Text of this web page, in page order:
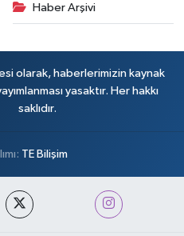
Haber Arşivi
olarak, haberlerimizin kaynak
yasaktır. Her hakkı
saklıdır.
TE Bilişim